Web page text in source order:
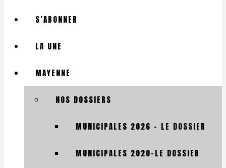
S’ABONNER
LA UNE
MAYENNE
NOS DOSSIERS
MUNICIPALES 2026 – LE DOSSIER
MUNICIPALES 2020-LE DOSSIER